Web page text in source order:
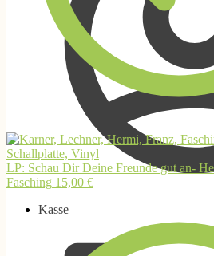
Kasse
LP: Schau Dir Deine Freunde gut an-
Fasching 15,00 €